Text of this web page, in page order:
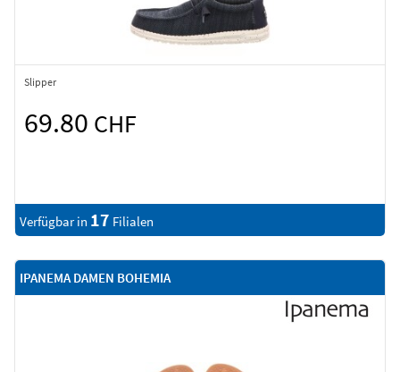
Slipper
69.80 CHF
Verfügbar in 17 Filialen
IPANEMA DAMEN BOHEMIA